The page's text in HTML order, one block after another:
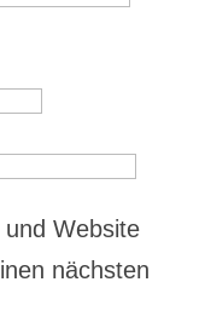
Website
nächsten